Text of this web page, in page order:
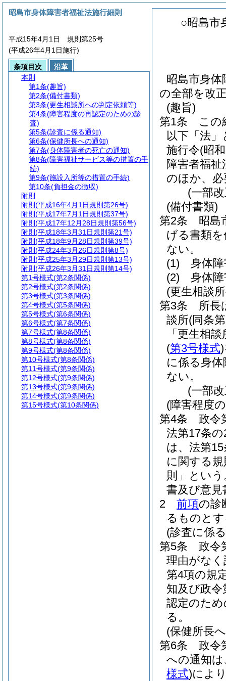
○昭島市
昭島市身体
の全部を改
(趣旨)
第1条
この
以下「法
施行令(昭
障害者福祉
のほか、
(一部
(備付書類)
第2条
昭島
げる書類
ない。
(1)
身体
(2)
身体
(更生相談
第3条
所長
談所(同条
「更生相
(第3号様式)
に係る身
ない。
(一部
(障害程度
第4条
政令
法第17条
は、法第
に関する規
則」という
書及び意
2
前項の診
るものと
(診査に係
第5条
政令
理由がな
第4項の規
知及び政
認定のた
る。
(保健所長
第6条
政令
への通知は
様式)によ
昭島市身体障害者福祉法施行細則
平成15年4月1日 規則第25号
(平成26年4月1日施行)
条項目次
沿革
本則
第1条(趣旨)
第2条(備付書類)
第3条(更生相談所への判定依頼等)
第4条(障害程度の再認定のための診
査)
第5条(診査に係る通知)
第6条(保健所長への通知)
第7条(身体障害者の死亡の通知)
第8条(障害福祉サービス等の措置の手
続)
第9条(施設入所等の措置の手続)
第10条(負担金の徴収)
附則
附則 (平成16年4月1日規則第26号)
附則 (平成17年7月1日規則第37号)
附則 (平成17年12月28日規則第56号)
附則 (平成18年3月31日規則第21号)
附則 (平成18年9月28日規則第39号)
附則 (平成24年3月26日規則第8号)
附則 (平成25年3月29日規則第13号)
附則 (平成26年3月31日規則第14号)
第1号様式(第2条関係)
第2号様式(第2条関係)
第3号様式(第3条関係)
第4号様式(第5条関係)
第5号様式(第6条関係)
第6号様式(第7条関係)
第7号様式(第8条関係)
第8号様式(第8条関係)
第9号様式(第8条関係)
第10号様式(第8条関係)
第11号様式(第9条関係)
第12号様式(第9条関係)
第13号様式(第9条関係)
第14号様式(第9条関係)
第15号様式(第10条関係)